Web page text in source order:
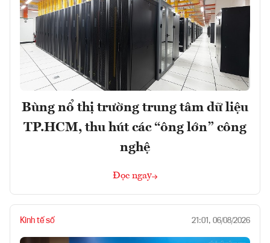
Bùng nổ thị trường trung tâm dữ liệu
TP.HCM, thu hút các “ông lớn” công
nghệ
Đọc ngay
Kinh tế số 21:01, 06/08/2026